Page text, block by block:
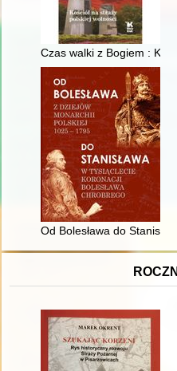
Czas walki z Bogiem :
Od Bolesława do